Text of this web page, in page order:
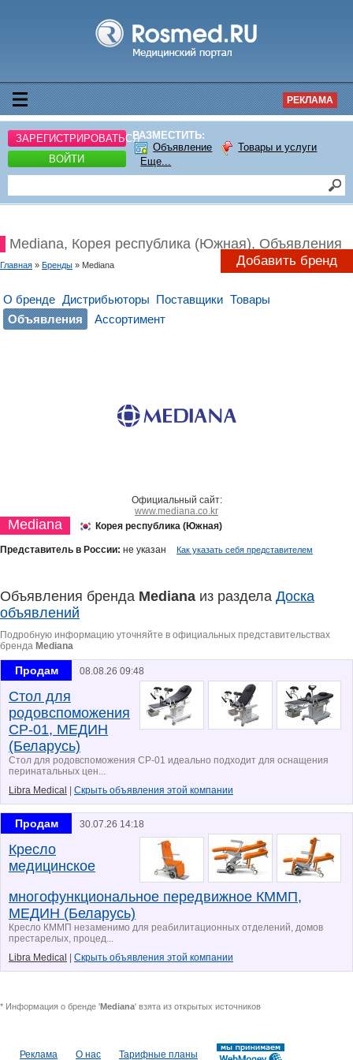
РЕКЛАМА
ЗАРЕГИСТРИРОВАТЬСЯ
ВОЙТИ
РАЗМЕСТИТЬ:
Объявление
Товары и услуги
Еще...
Mediana, Корея республика (Южная), Объявления
Главная » Бренды » Mediana Добавить бренд
О бренде Дистрибьюторы Поставщики Товары
Объявления
Ассортимент
Официальный сайт:
www.mediana.co.kr
Mediana Корея республика (Южная)
Представитель в России: не указан Как указать себя представителем
Объявления бренда Mediana из раздела Доска
объявлений
Подробную информацию уточняйте в официальных представительствах
бренда Mediana
Продам 08.08.26 09:48
Стол для
родовспоможения
СР-01, МЕДИН
(Беларусь)
Стол для родовспоможения СР-01 идеально подходит для оснащения
перинатальных цен...
Libra Medical
Скрыть объявления этой компании
Продам 30.07.26 14:18
Кресло
медицинское
многофункциональное передвижное КММП,
МЕДИН (Беларусь)
Кресло КММП незаменимо для реабилитационных отделений, домов
престарелых, процед...
Libra Medical
Скрыть объявления этой компании
* Информация о бренде 'Mediana' взята из открытых источников
Реклама О нас Тарифные планы